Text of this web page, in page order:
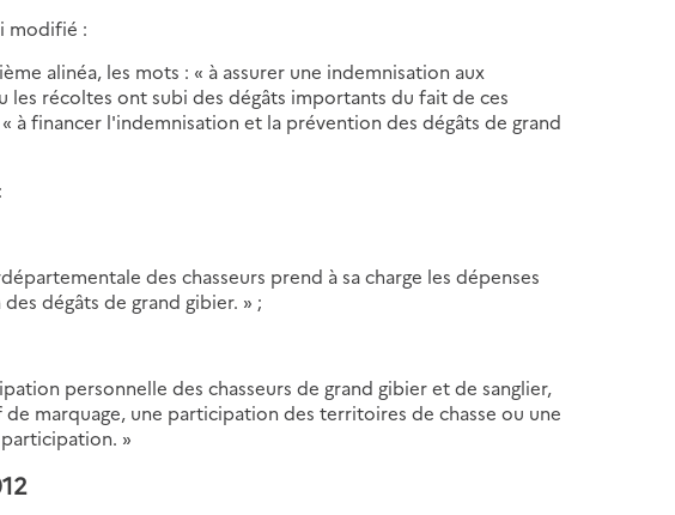
modifié :
alinéa, les mots : « à assurer une indemnisation aux
récoltes ont subi des dégâts importants du fait de ces
à financer l'indemnisation et la prévention des dégâts de grand
des chasseurs prend à sa charge les dépenses
dégâts de grand gibier. » ;
personnelle des chasseurs de grand gibier et de sanglier,
marquage, une participation des territoires de chasse ou une
»